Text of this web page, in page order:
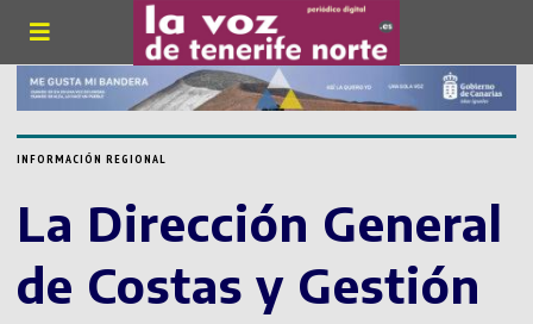
INFORMACIÓN REGIONAL
La Dirección General
de Costas y Gestión